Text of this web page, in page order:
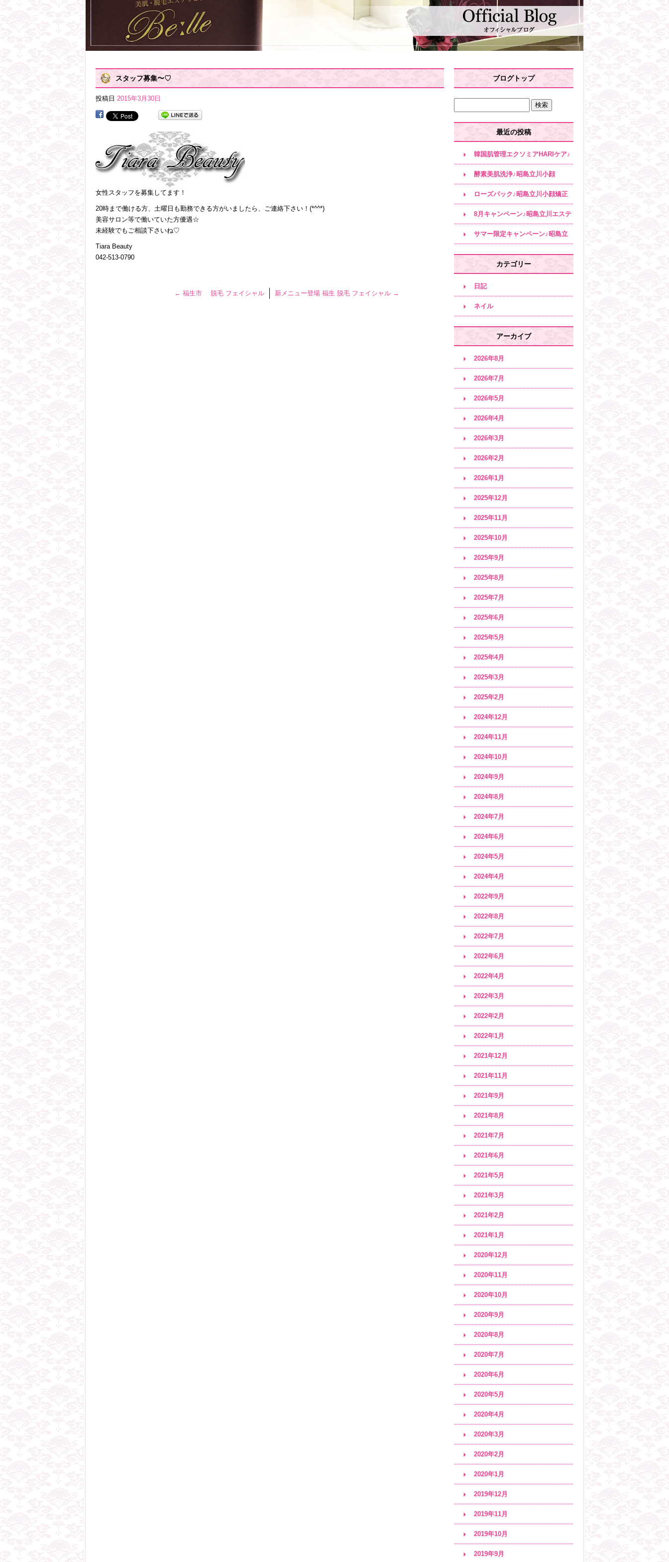
スタッフ募集〜♡
投稿日 2015年3月30日
女性スタッフを募集してます！
20時まで働ける方、土曜日も勤務できる方がいましたら、ご連絡下さい！(*^^*)
美容サロン等で働いていた方優遇☆
未経験でもご相談下さいね♡
Tiara Beauty
042-513-0790
← 福生市 脱毛 フェイシャル 新メニュー登場 福生 脱毛 フェイシャル →
ブログトップ
最近の投稿
韓国肌管理エクソミアHARIケア♪
昭島立川小顔
酵素美肌洗浄♪昭島立川小顔
ローズパック♪昭島立川小顔矯正
8月キャンペーン♪昭島立川エステ
サロン♪
サマー限定キャンペーン♪昭島立
川エステサロン
カテゴリー
日記
ネイル
アーカイブ
2026年8月
2026年7月
2026年5月
2026年4月
2026年3月
2026年2月
2026年1月
2025年12月
2025年11月
2025年10月
2025年9月
2025年8月
2025年7月
2025年6月
2025年5月
2025年4月
2025年3月
2025年2月
2024年12月
2024年11月
2024年10月
2024年9月
2024年8月
2024年7月
2024年6月
2024年5月
2024年4月
2022年9月
2022年8月
2022年7月
2022年6月
2022年4月
2022年3月
2022年2月
2022年1月
2021年12月
2021年11月
2021年9月
2021年8月
2021年7月
2021年6月
2021年5月
2021年3月
2021年2月
2021年1月
2020年12月
2020年11月
2020年10月
2020年9月
2020年8月
2020年7月
2020年6月
2020年5月
2020年4月
2020年3月
2020年2月
2020年1月
2019年12月
2019年11月
2019年10月
2019年9月